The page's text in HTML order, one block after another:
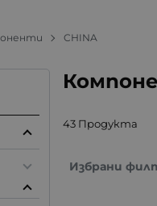
CHINA
43 Продукта
Избрани